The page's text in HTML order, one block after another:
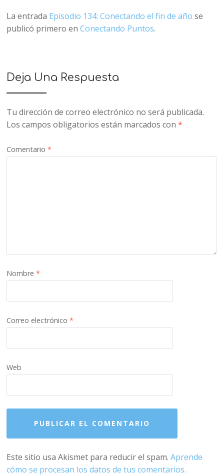
La entrada Episodio 134: Conectando el fin de año se
publicó primero enConectando Puntos.
Deja Una Respuesta
Tu dirección de correo electrónico no será publicada.
Los campos obligatorios están marcados con*
Comentario*
Nombre*
Correo electrónico*
Web
Este sitio usa Akismet para reducir el spam.Aprende
cómo se procesan los datos de tus comentarios.